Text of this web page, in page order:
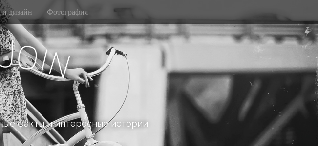
дизайн Фотография
oi
n
факты и интересные истории